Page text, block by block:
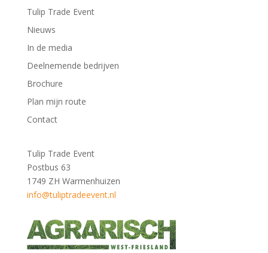
Tulip Trade Event
Nieuws
In de media
Deelnemende bedrijven
Brochure
Plan mijn route
Contact
Tulip Trade Event
Postbus 63
1749 ZH Warmenhuizen
info@tuliptradeevent.nl